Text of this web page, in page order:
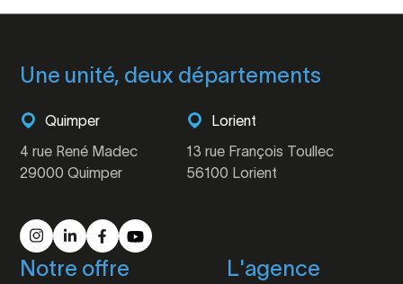
Une unité, deux départements
Quimper
4 rue René Madec
29000 Quimper
Lorient
13 rue François Toullec
56100 Lorient
Notre offre L'agence